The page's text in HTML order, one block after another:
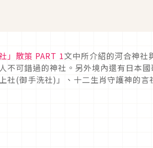
」散策 PART 1文中所介紹的河合神社
不可錯過的神社。另外境內還有日本
社(御手洗社)」、十二生肖守護神的言